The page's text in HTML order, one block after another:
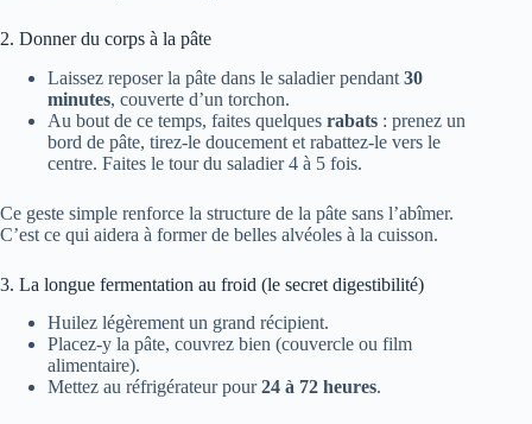
2. Donner du corps à la pâte
Laissez reposer la pâte dans le saladier pendant 30
minutes, couverte d’un torchon.
Au bout de ce temps, faites quelques rabats : prenez un
bord de pâte, tirez-le doucement et rabattez-le vers le
centre. Faites le tour du saladier 4 à 5 fois.
Ce geste simple renforce la structure de la pâte sans l’abîmer.
C’est ce qui aidera à former de belles alvéoles à la cuisson.
3. La longue fermentation au froid (le secret digestibilité)
Huilez légèrement un grand récipient.
Placez-y la pâte, couvrez bien (couvercle ou film
alimentaire).
Mettez au réfrigérateur pour24 à 72 heures.